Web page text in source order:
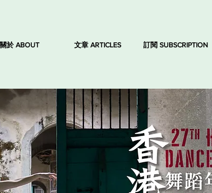
關於 ABOUT 文章 ARTICLES 訂閱 SUBSCRIPTION